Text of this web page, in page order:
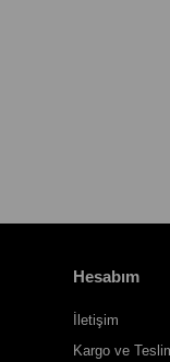
Hesabım
İletişim
Kargo ve